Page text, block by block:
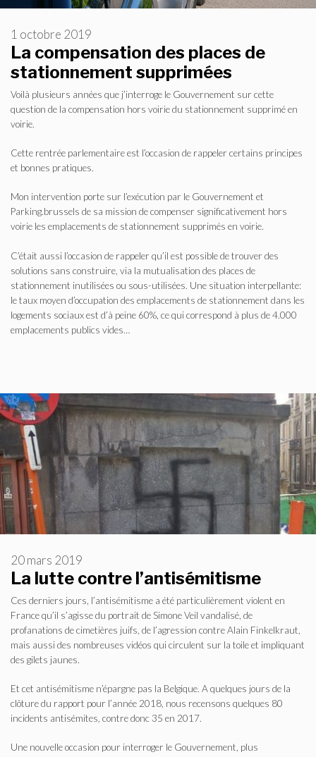
La compensation des places de
stationnement supprimées
1 octobre 2019
Voilà plusieurs années que j’interroge le Gouvernement sur cette
question de la compensation hors voirie du stationnement supprimé en
voirie.
Cette rentrée parlementaire est l’occasion de rappeler certains principes
et bonnes pratiques.
Mon intervention porte sur l’exécution par le Gouvernement et
Parking.brussels de sa mission de compenser significativement hors
voirie les emplacements de stationnement supprimés en voirie.
C’était aussi l’occasion de rappeler qu’il est possible de trouver des
solutions sans construire, via la mutualisation des places de
stationnement inutilisées ou sous-utilisées. Une situation interpellante:
le taux moyen d’occupation des emplacements de stationnement dans les
logements sociaux est d’à peine 60%, ce qui correspond à plus de 4.000
emplacements publics vides…
La lutte contre l’antisémitisme
20 mars 2019
Ces derniers jours, l’antisémitisme a été particulièrement violent en
France qu’il s’agisse du portrait de Simone Veil vandalisé, de
profanations de cimetières juifs, de l’agression contre Alain Finkelkraut,
mais aussi des nombreuses vidéos qui circulent sur la toile et impliquant
des gilets jaunes.
Et cet antisémitisme n’épargne pas la Belgique. A quelques jours de la
clôture du rapport pour l’année 2018, nous recensons quelques 80
incidents antisémites, contre donc 35 en 2017.
Une nouvelle occasion pour interroger le Gouvernement, plus